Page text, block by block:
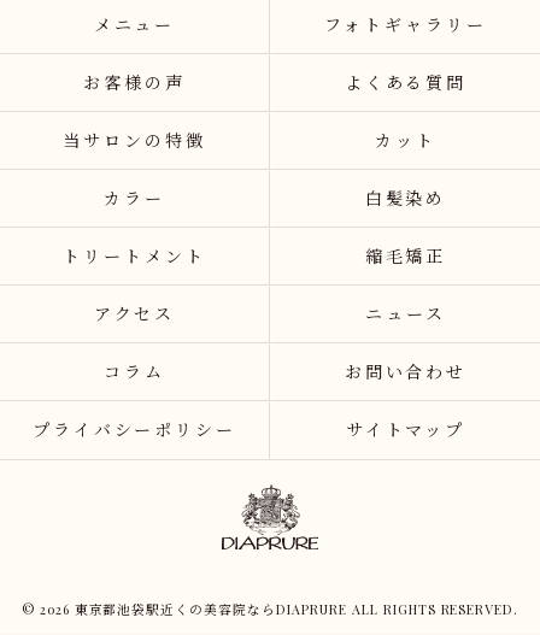
メニュー フォトギャラリー
お客様の声 よくある質問
当サロンの特徴 カット
カラー 白髪染め
トリートメント 縮毛矯正
アクセス ニュース
コラム お問い合わせ
プライバシーポリシー サイトマップ
© 2026 東京都池袋駅近くの美容院ならDIAPRURE ALL RIGHTS RESERVED.